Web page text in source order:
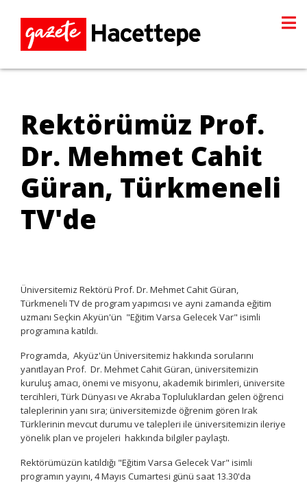
Rektörümüz Prof.
Dr. Mehmet Cahit
Güran, Türkmeneli
TV'de
Üniversitemiz Rektörü Prof. Dr. Mehmet Cahit Güran,
Türkmeneli TV de program yapımcısı ve ​ayni zamanda eğitim
uzmanı Seçkin Akyün'ün "Eğitim Varsa Gelecek Var" isimli
programına katıldı.
Programda, Akyüz'ün Üniversitemiz hakkında sorularını
yanıtlayan Prof. Dr. Mehmet Cahit Güran, üniversitemizin
kuruluş amacı, önemi ve misyonu, akademik birimleri, üniversite
tercihleri, Türk Dünyası ve Akraba Topluluklardan gelen öğrenci
taleplerinin yanı sıra; üniversitemizde öğrenim gören Irak
Türklerinin mevcut durumu ve talepleri ile üniversitemizin ileriye
yönelik plan ve projeleri hakkında bilgiler paylaştı.
Rektörümüzün katıldığı "Eğitim Varsa Gelecek Var" isimli
programın yayını, 4 Mayıs Cumartesi günü saat 13.30'da